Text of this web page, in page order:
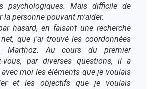
psychologiques. Mais difficile de
la personne pouvant m'aider.
hasard, en faisant une recherche
que j'ai trouvé les coordonnées
Marthoz. Au cours du premier
vous, par diverses questions, il a
moi les éléments que je voulais
et les objectifs que je voulais